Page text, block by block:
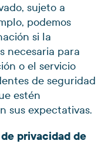
sujeto a
podemos
si la
necesaria para
o el servicio
de seguridad
estén
sus expectativas.
privacidad de